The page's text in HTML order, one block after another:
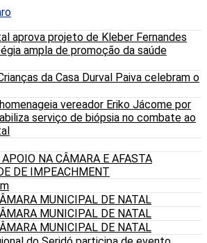
aprova projeto de Kleber Fernandes
ampla de promoção da saúde
da Casa Durval Paiva celebram o
vereador Eriko Jácome por
serviço de biópsia no combate ao
NA CÂMARA E AFASTA
DE IMPEACHMENT
MUNICIPAL DE NATAL
MUNICIPAL DE NATAL
MUNICIPAL DE NATAL